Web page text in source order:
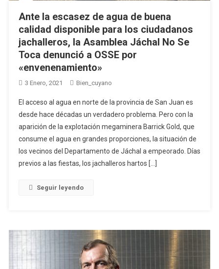
Ante la escasez de agua de buena
calidad disponible para los ciudadanos
jachalleros, la Asamblea Jáchal No Se
Toca denunció a OSSE por
«envenenamiento»
3 Enero, 2021 Bien_cuyano
El acceso al agua en norte de la provincia de San Juan es
desde hace décadas un verdadero problema. Pero con la
aparición de la explotación megaminera Barrick Gold, que
consume el agua en grandes proporciones, la situación de
los vecinos del Departamento de Jáchal a empeorado. Días
previos a las fiestas, los jachalleros hartos […]
Seguir leyendo